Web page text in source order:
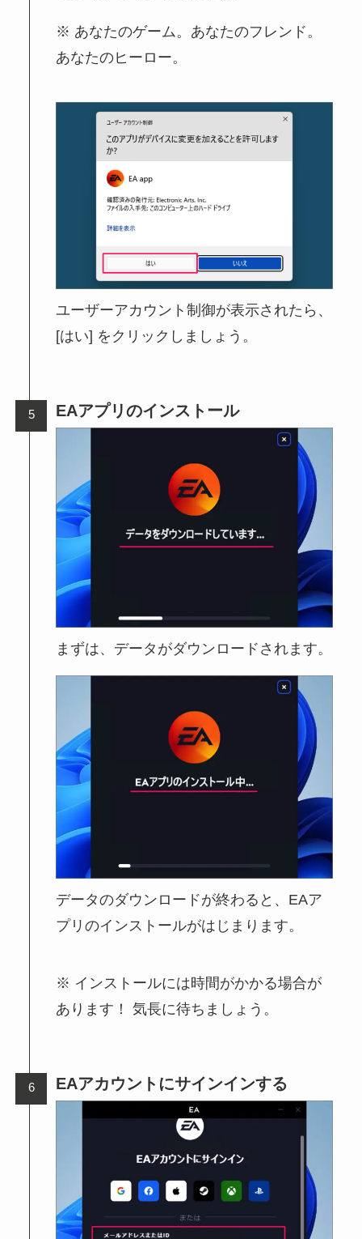
あなたのゲーム。あなたのフレンド。
あなたのヒーロー。
ユーザーアカウント制御が表示されたら、
[はい] をクリックしましょう。
EAアプリのインストール
まずは、データがダウンロードされます。
データのダウンロードが終わると、EAア
プリのインストールがはじまります。
インストールには時間がかかる場合が
あります！ 気長に待ちましょう。
EAアカウントにサインインする